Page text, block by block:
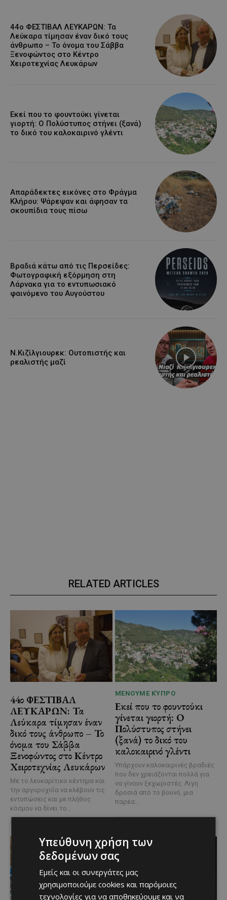
44ο ΦΕΣΤΙΒΑΛ ΛΕΥΚΑΡΩΝ: Τα
Λεύκαρα τίμησαν έναν δικό τους
άνθρωπο – Το όνομα του Σάββα
Ξενοφώντος στο Κέντρο
Χειροτεχνίας Λευκάρων
Εκεί που το φουντούκι γίνεται
γιορτή: Ο Πολύστυπος στήνει (ξανά)
το δικό του καλοκαιρινό γλέντι
Απαράδεκτες εικόνες στο Φράγμα
Κλήρου: Ψάρεψαν και άφησαν τα
σκουπίδια τους πίσω
Βραδιά κάτω από τις Περσείδες:
Φωτογραφική εξόρμηση στη
Λάρνακα για το εντυπωσιακό
φαινόμενο του Αυγούστου
Ν.Κιζίλγιουρεκ: Ουτοπιστής και
ρεαλιστής μαζί
RELATED ARTICLES
44ο ΦΕΣΤΙΒΑΛ
ΛΕΥΚΑΡΩΝ: Τα
Λεύκαρα τίμησαν έναν
δικό τους άνθρωπο – Το
όνομα του Σάββα
Ξενοφώντος στο Κέντρο
Χειροτεχνίας Λευκάρων
Με το λευκαρίτικο κέντημα και
την αργυροχοΐα να κλέβουν τις
εντυπώσεις και με πλήθος
κόσμου να δίνει το...
ΜΈΝΟΥΜΕ ΚΎΠΡΟ
Εκεί που το φουντούκι
γίνεται γιορτή: Ο
Πολύστυπος στήνει
(ξανά) το δικό του
καλοκαιρινό γλέντι
Υπάρχουν καλοκαιρινές βραδιές
που δεν χρειάζονται πολλά για
να γίνουν ξεχωριστές. Λίγη
δροσιά από το βουνό, μια
παρέα...
Υπεύθυνη χρήση των
δεδομένων σας
Εμείς και οι συνεργάτες μας
χρησιμοποιούμε cookies και παρόμοιες
τεχνολογίες για να αποθηκεύουμε και να